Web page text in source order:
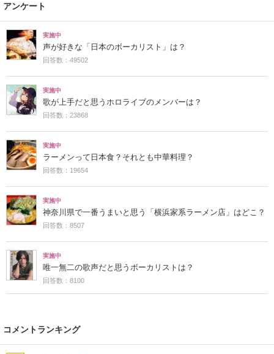
アンケート
実施中
声が好きな「日本のボーカリスト」は？
回答数：49502
実施中
歌が上手だと思うホロライブのメンバーは？
回答数：23868
実施中
ラーメンって日本食？それとも中華料理？
回答数：19654
実施中
神奈川県で一番うまいと思う「横浜家系ラーメン店」はどこ？
回答数：8507
実施中
唯一無二の歌声だと思うボーカリストは？
回答数：8100
コメントランキング